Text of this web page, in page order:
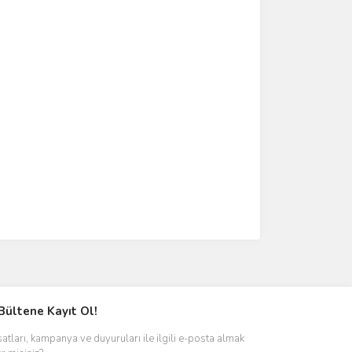
Kayıt Ol!
kampanya ve duyuruları ile ilgili e-posta almak